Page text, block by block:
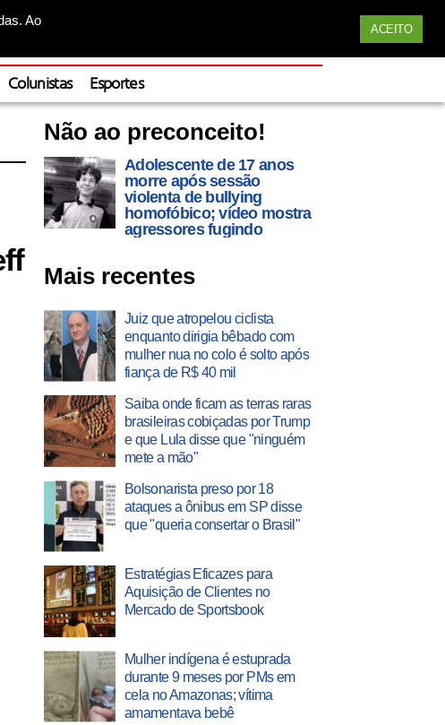
Ao
ACEITO
Colunistas Esportes
Não ao preconceito!
Adolescente de 17 anos
morre após sessão
violenta de bullying
homofóbico; vídeo mostra
agressores fugindo
Mais recentes
Juiz que atropelou ciclista
enquanto dirigia bêbado com
mulher nua no colo é solto após
fiança de R$ 40 mil
Saiba onde ficam as terras raras
brasileiras cobiçadas por Trump
e que Lula disse que "ninguém
mete a mão"
Bolsonarista preso por 18
ataques a ônibus em SP disse
que "queria consertar o Brasil"
Estratégias Eficazes para
Aquisição de Clientes no
Mercado de Sportsbook
Mulher indígena é estuprada
durante 9 meses por PMs em
cela no Amazonas; vítima
amamentava bebê